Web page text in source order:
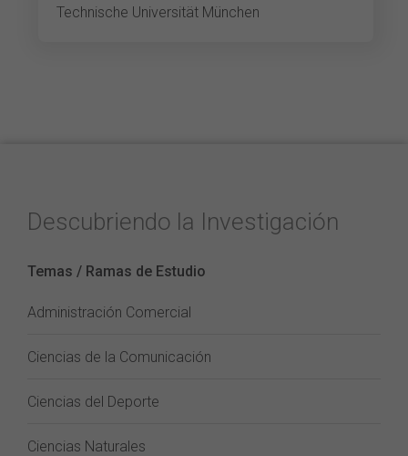
Technische Universität München
Descubriendo la Investigación
Temas / Ramas de Estudio
Administración Comercial
Ciencias de la Comunicación
Ciencias del Deporte
Ciencias Naturales